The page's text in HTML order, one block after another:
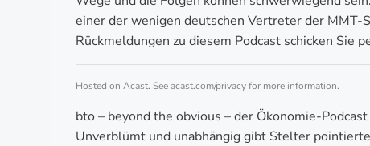
einer der wenigen deutschen Vertreter der MMT-
Rückmeldungen zu diesem Podcast schicken Sie
Hosted on Acast. Seeacast.com/privacyfor more information.
bto – beyond the obvious – der Ökonomie-
Unverblümt und unabhängig gibt Stelter